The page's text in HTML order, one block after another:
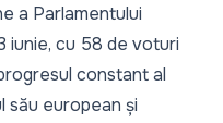
a Parlamentului
iunie, cu 58 de voturi
constant al
său european și